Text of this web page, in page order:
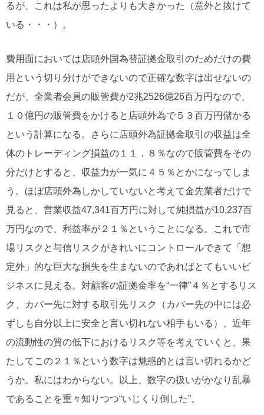
るが、これは私が思ったよりも大きかった（意外と抜けて
いる・・・）。
費用面においては店頭外国為替証拠金取引のためだけの費
用という切り分けができないので正確な数字は出せないの
だが、全業者会員の販管費が2兆2526億26百万円なので、
１０億円の販管費をかけると店頭外為で５３百万円儲かる
という計算になる。さらに店頭外為証拠金取引の収益は全
体のトレーディング損益の１１．８％なので販管費をその
分だけとすると、収益力が一気に４５％とかになってしま
う。ほぼ店頭外為しかしていないと考えて金先業者だけで
見ると、営業収益47,341百万円に対して純損益が10,237百
万円なので、利益率が２１％ということになる。これで市
場リスクと与信リスクがきれいにコントロールできて「想
定外」的な巨大な損失を生まないのであればとてもいいビ
ジネスに見える。対顧客の証拠金率を“一律”４％とするリス
ク、カバー先に対する取引先リスク（カバー先の中には必
ずしも自分以上に安全と言い切れない相手もいる）、近年
の流動性の質の低下におけるリスク等を考えていくと、果
たしてこの２１％という数字は魅惑的とは言い切れるかど
うか。私にはわからない。以上、数字の扱いがかなり乱暴
であることを重々知りつつ“いじくり倒した”。